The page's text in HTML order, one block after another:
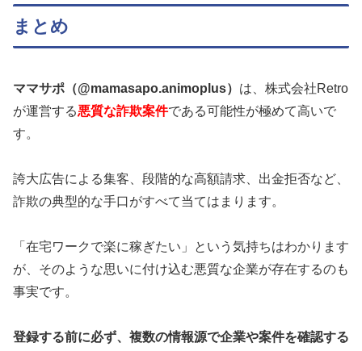
まとめ
ママサポ（@mamasapo.animoplus） は、株式会社Retro
が運営する悪質な詐欺案件である可能性が極めて高いで
す。
誇大広告による集客、段階的な高額請求、出金拒否など、
詐欺の典型的な手口がすべて当てはまります。
「在宅ワークで楽に稼ぎたい」という気持ちはわかります
が、そのような思いに付け込む悪質な企業が存在するのも
事実です。
登録する前に必ず、複数の情報源で企業や案件を確認する